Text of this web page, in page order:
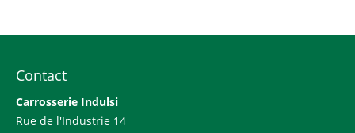
Contact
Carrosserie Indulsi
Rue de l'Industrie 14